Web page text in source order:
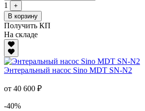
1
+
В корзину
Получить КП
На складе
Энтеральный насос Sino MDT SN-N2
от 40 600 ₽
-40%